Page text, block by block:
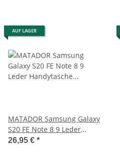
AUF LAGER
MATADOR Samsung Galaxy
S20 FE Note 8 9 Leder
Handytasche Vertikal
26,95 € *